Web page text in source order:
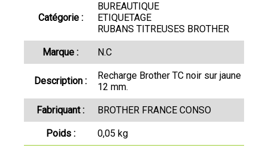
Catégorie :
BUREAUTIQUE
ETIQUETAGE
RUBANS TITREUSES BROTHER
Marque : N.C
Description :
Recharge Brother TC noir sur jaune
12 mm.
Fabriquant : BROTHER FRANCE CONSO
Poids : 0,05 kg